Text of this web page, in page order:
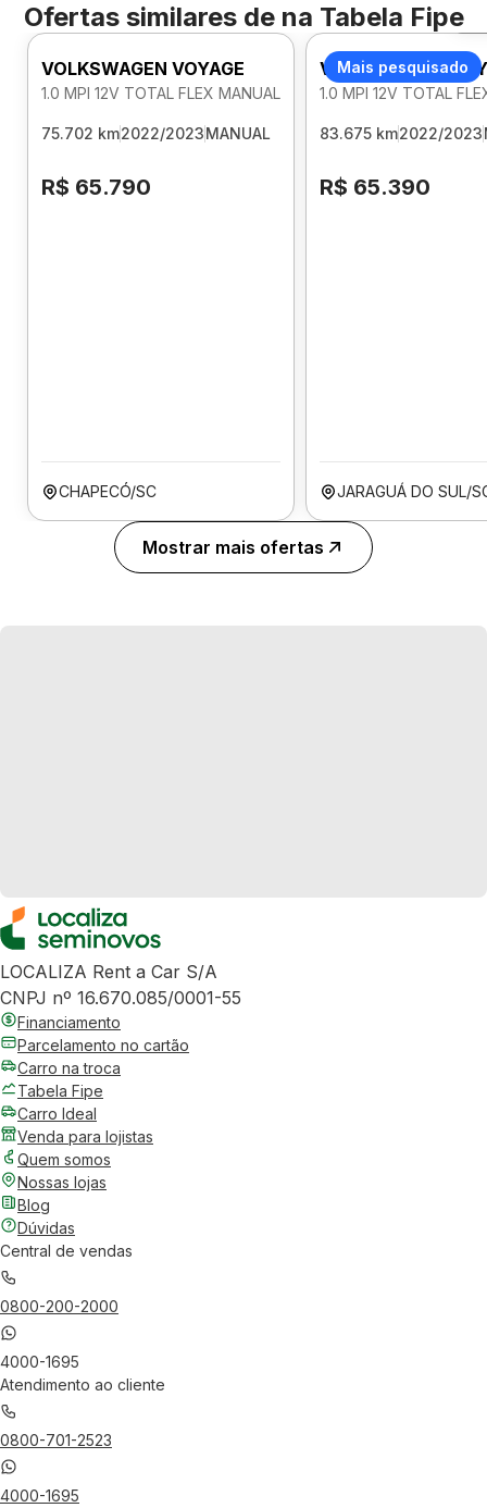
Ofertas similares de na Tabela Fipe
VOLKSWAGEN VOYAGE
1.0 MPI 12V TOTAL FLEX MANUAL
75.702 km2022/2023MANUAL
R$ 65.790
CHAPECÓ/SC
Mais pesquisado
VOLKSWAGEN
1.0 MPI 12V TOTAL
83.675 km2022/2023
R$ 65.390
JARAGUÁ DO SUL/
Mostrar mais ofertas
LOCALIZA Rent a Car S/A
CNPJ nº 16.670.085/0001-55
Financiamento
Parcelamento no cartão
Carro na troca
Tabela Fipe
Carro Ideal
Venda para lojistas
Quem somos
Nossas lojas
Blog
Dúvidas
Central de vendas
0800-200-2000
4000-1695
Atendimento ao cliente
0800-701-2523
4000-1695